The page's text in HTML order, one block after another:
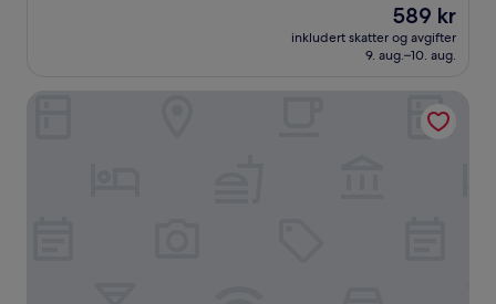
anmeldelser)
Prisen
er
589 kr
589 kr
inkludert skatter og avgifter
9. aug.–10. aug.